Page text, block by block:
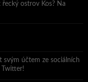
ostrov Kos? Na
svým účtem ze sociálních
Twitter!